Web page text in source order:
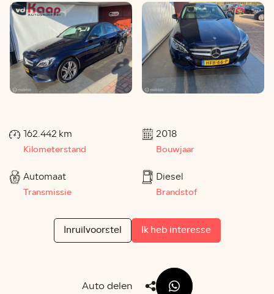
162.442 km
Kilometerstand
2018
Bouwjaar
Automaat
Transmissie
Diesel
Brandstof
Inruilvoorstel Ik heb interesse
Auto delen